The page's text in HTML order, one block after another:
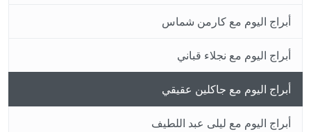
أبراج اليوم مع كارمن شماس
أبراج اليوم مع نجلاء قباني
أبراج اليوم مع جاكلين عقيقي
أبراج اليوم مع ليلى عبد اللطيف